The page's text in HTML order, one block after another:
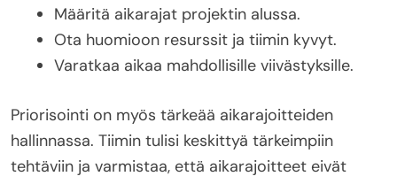
Määritä aikarajat projektin alussa.
Ota huomioon resurssit ja tiimin kyvyt.
Varatkaa aikaa mahdollisille viivästyksille.
Priorisointi on myös tärkeää aikarajoitteiden
hallinnassa. Tiimin tulisi keskittyä tärkeimpiin
tehtäviin ja varmistaa, että aikarajoitteet eivät